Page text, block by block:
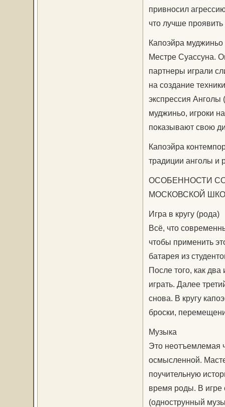
привносил
что лучше
Капоэйра муджиньо
Местре Суассуна.
партнеры играли
на создание
экспрессия Анголы
муджиньо, игроки
показывают свою
Капоэйра
традиции анголы и
ОСОБЕННОСТИ
МОСКОВСКОЙ
Игра в кругу (рода)
Всё, что
чтобы применить
батарея из
После того, как
играть. Далее
снова. В кругу
броски,
Музыка
Это неотъемлемая
осмысленной.
поучительную
время роды. В игре
(однострунный